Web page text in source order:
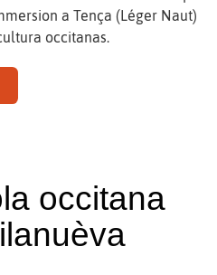
a Tença (Léger Naut)
occitanas.
occitana